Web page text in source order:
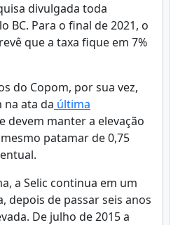
divulgada toda
BC. Para o final de 2021, o
que a taxa fique em 7%
do Copom, por sua vez,
na ata da última
devem manter a elevação
patamar de 0,75
a Selic continua em um
depois de passar seis anos
De julho de 2015 a